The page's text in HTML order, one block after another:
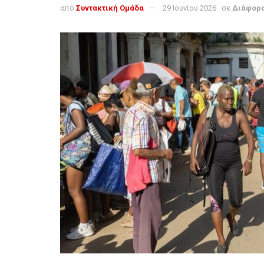
από Συντακτική Ομάδα 29 Ιουνίου 2026 σε